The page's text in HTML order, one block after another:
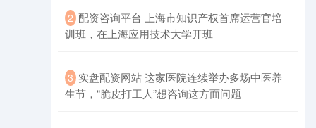
2 ​配资咨询平台 上海市知识产权首席运营官培
训班，在上海应用技术大学开班
3 ​实盘配资网站 这家医院连续举办多场中医养
生节，“脆皮打工人”想咨询这方面问题